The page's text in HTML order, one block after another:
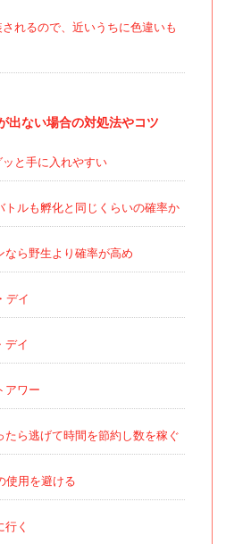
れるので、近いうちに色違いも
出ない場合の対処法やコツ
と手に入れやすい
トルも孵化と同じくらいの確率か
なら野生より確率が高め
デイ
デイ
アワー
たら逃げて時間を節約し数を稼ぐ
使用を避ける
く